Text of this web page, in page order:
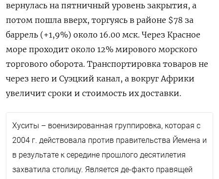
вернулась на пятничный уровень закрытия, а
потом пошла вверх, торгуясь в районе $78 за
баррель (+1,9%) около 16.00 мск. Через Красное
море проходит около 12% мирового морского
торгового оборота. Транспортировка товаров не
через него и Суэцкий канал, а вокруг Африки
увеличит сроки и стоимость их доставки.
Хуситы – военизированная группировка, которая с
2004 г. действовала против правительства Йемена и
в результате к середине прошлого десятилетия
захватила столицу. Является де-факто правящей